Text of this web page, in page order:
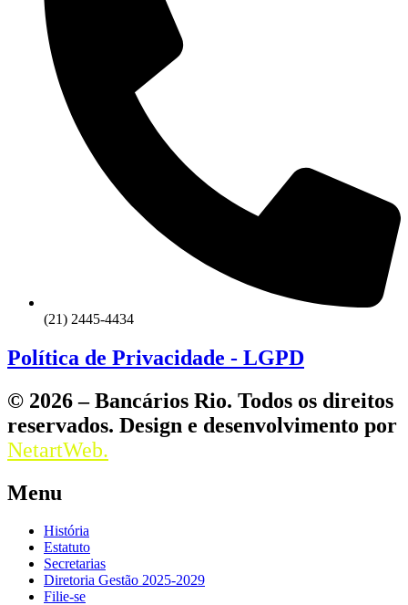
(21) 2445-4434
Política de Privacidade - LGPD
© 2026 – Bancários Rio. Todos os direitos
reservados. Design e desenvolvimento por
NetartWeb.
Menu
História
Estatuto
Secretarias
Diretoria Gestão 2025-2029
Filie-se